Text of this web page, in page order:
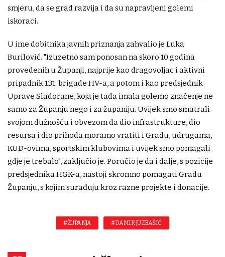
smjeru, da se grad razvija i da su napravljeni golemi
iskoraci.
U ime dobitnika javnih priznanja zahvalio je Luka
Burilović. "Izuzetno sam ponosan na skoro 10 godina
provedenih u Županji, najprije kao dragovoljac i aktivni
pripadnik 131. brigade HV-a, a potom i kao predsjednik
Uprave Sladorane, koja je tada imala golemo značenje ne
samo za Županju nego i za županiju. Uvijek smo smatrali
svojom dužnošću i obvezom da dio infrastrukture, dio
resursa i dio prihoda moramo vratiti i Gradu, udrugama,
KUD-ovima, sportskim klubovima i uvijek smo pomagali
gdje je trebalo", zaključio je. Poručio je da i dalje, s pozicije
predsjednika HGK-a, nastoji skromno pomagati Gradu
Županju, s kojim surađuju kroz razne projekte i donacije.
#ŽUPANJA #DAMIR JUZBAŠIĆ